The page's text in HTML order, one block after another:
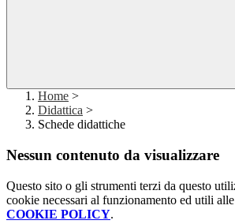
Home >
Didattica >
Schede didattiche
Nessun contenuto da visualizzare
Questo sito o gli strumenti terzi da questo
cookie necessari al funzionamento ed utili
COOKIE POLICY.